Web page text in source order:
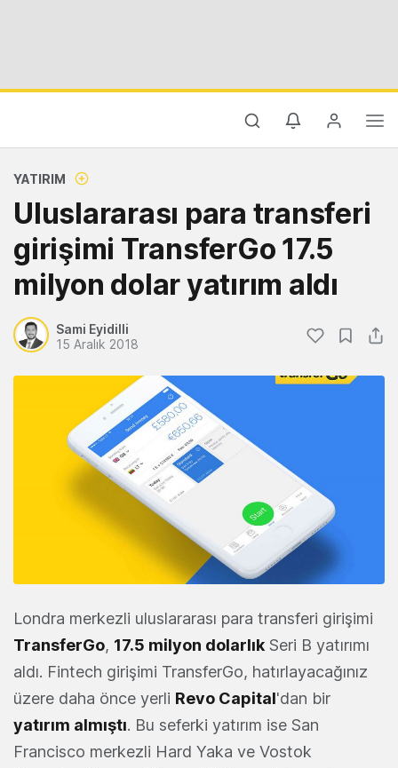
YATIRIM
Uluslararası para transferi
girişimi TransferGo 17.5
milyon dolar yatırım aldı
Sami Eyidilli
15 Aralık 2018
Londra merkezli uluslararası para transferi girişimi
TransferGo, 17.5 milyon dolarlık Seri B yatırımı
aldı. Fintech girişimi TransferGo, hatırlayacağınız
üzere daha önce yerli Revo Capital'dan bir
yatırım almıştı. Bu seferki yatırım ise San
Francisco merkezli Hard Yaka ve Vostok